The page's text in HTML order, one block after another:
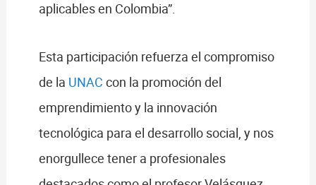
aplicables en Colombia”.
Esta participación refuerza el compromiso
de la UNAC con la promoción del
emprendimiento y la innovación
tecnológica para el desarrollo social, y nos
enorgullece tener a profesionales